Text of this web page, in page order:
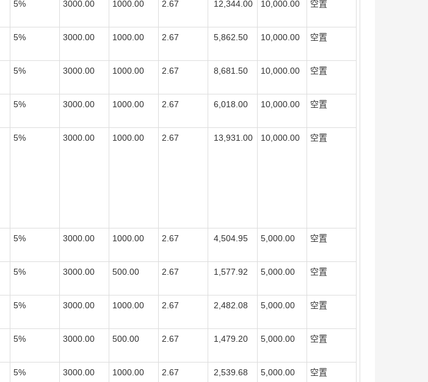
5% 3000.00 1000.00 2.67 12,344.00 10,000.00 空置
5% 3000.00 1000.00 2.67 5,862.50 10,000.00 空置
5% 3000.00 1000.00 2.67 8,681.50 10,000.00 空置
5% 3000.00 1000.00 2.67 6,018.00 10,000.00 空置
5% 3000.00 1000.00 2.67 13,931.00 10,000.00 空置
5% 3000.00 1000.00 2.67 4,504.95 5,000.00 空置
5% 3000.00 500.00 2.67 1,577.92 5,000.00 空置
5% 3000.00 1000.00 2.67 2,482.08 5,000.00 空置
5% 3000.00 500.00 2.67 1,479.20 5,000.00 空置
5% 3000.00 1000.00 2.67 2,539.68 5,000.00 空置